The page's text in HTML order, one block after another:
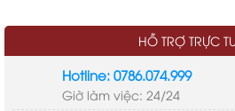
HỖ TRỢ TRỰC
Hotline: 0786.074.999
Giờ làm việc: 24/24